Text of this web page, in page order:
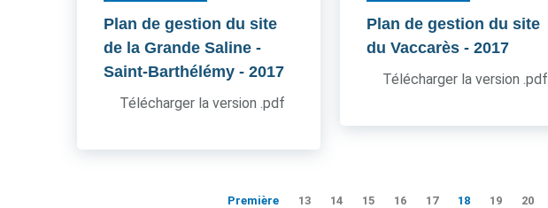
Plan de gestion du site
de la Grande Saline -
Saint-Barthélémy - 2017
Télécharger la version .pdf
Plan de gestion du site
du Vaccarès - 2017
Télécharger la version .pdf
Première 13 14 15 16 17 18 19 20